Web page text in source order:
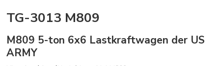
TG-3013 M809
M809 5-ton 6x6 Lastkraftwagen der US
ARMY